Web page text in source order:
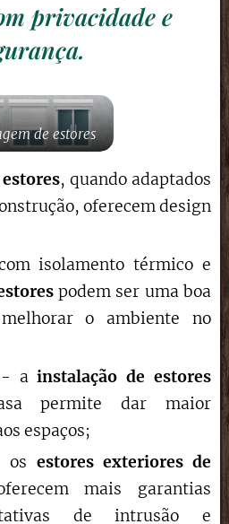
privacidade e
de estores
estores, quando adaptados
oferecem design
isolamento térmico e
podem ser uma boa
o ambiente no
- ainstalação de estores
permite dar maior
espaços;
os estores exteriores de
mais garantias
de intrusão e